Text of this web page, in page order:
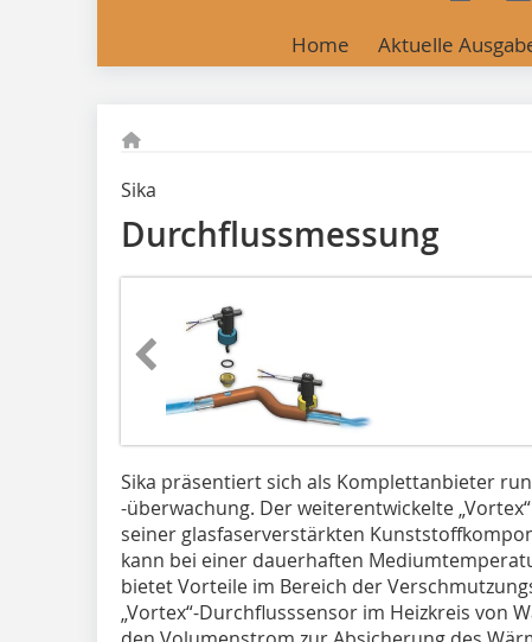
Home Aktuelle
Sika
Durchflussmessung
Sika präsentiert sich als Komplettanbieter
-überwachung. Der weiterentwickelte
seiner glasfaserverstärkten
kann bei einer dauerhaften
bietet Vorteile im Bereich der
„Vortex“-Durchflusssensor im Heizkreis von